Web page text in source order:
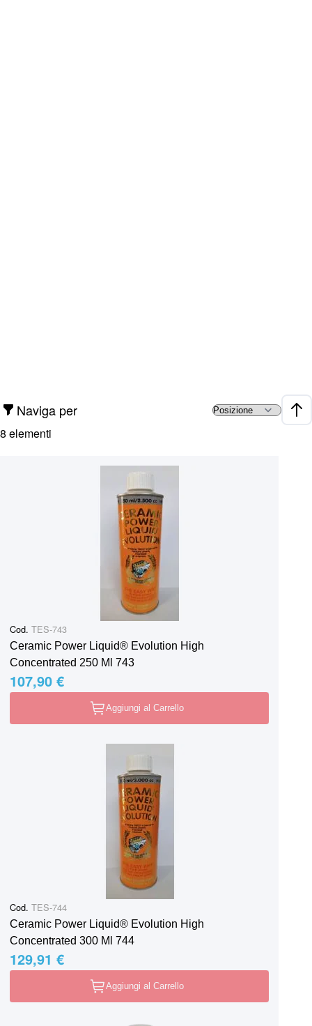
Naviga per
8 elementi
Cod. TES-743
Ceramic Power Liquid® Evolution High
Concentrated 250 Ml 743
107,90 €
Aggiungi al Carrello
Cod. TES-744
Ceramic Power Liquid® Evolution High
Concentrated 300 Ml 744
129,91 €
Aggiungi al Carrello